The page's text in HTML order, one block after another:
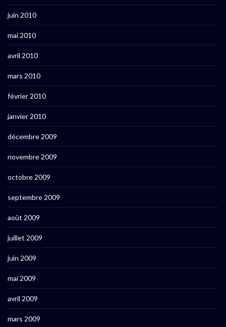
juin 2010
mai 2010
avril 2010
mars 2010
février 2010
janvier 2010
décembre 2009
novembre 2009
octobre 2009
septembre 2009
août 2009
juillet 2009
juin 2009
mai 2009
avril 2009
mars 2009